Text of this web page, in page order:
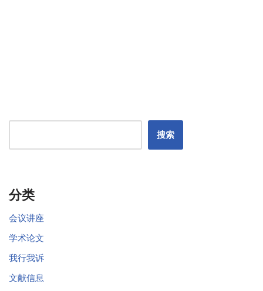
搜索
分类
会议讲座
学术论文
我行我诉
文献信息